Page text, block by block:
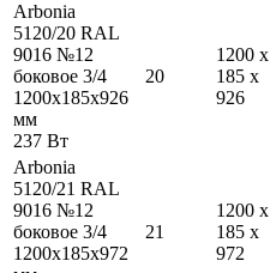
Arbonia
5120/20 RAL
9016 №12
боковое 3/4
1200x185x926
мм
237 Вт
20
1200 x
185 x
926
Arbonia
5120/21 RAL
9016 №12
боковое 3/4
1200x185x972
21
1200 x
185 x
972